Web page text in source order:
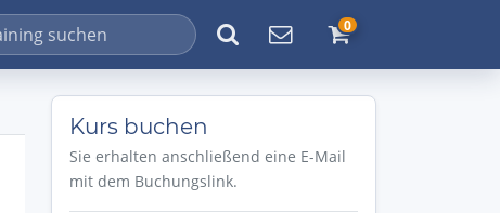
0
Kurs buchen
Sie erhalten anschließend eine E-Mail
mit dem Buchungslink.